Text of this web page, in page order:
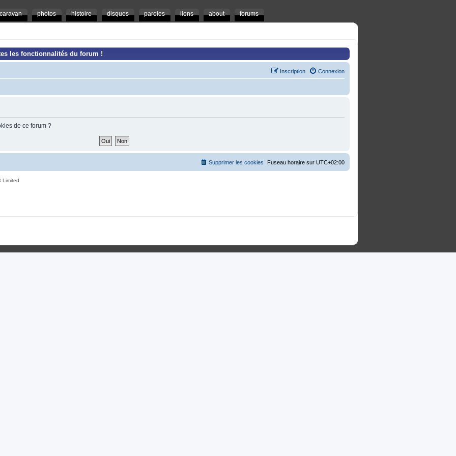
caravan photos histoire disques paroles liens about forums
les fonctionnalités du forum !
Connexion
Inscription
de ce forum ?
Fuseau horaire sur UTC+02:00
Supprimer les cookies
Limited